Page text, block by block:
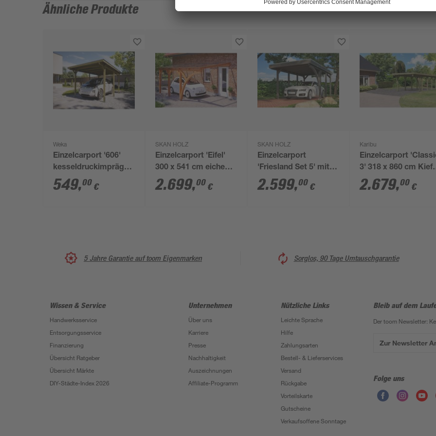
Ähnliche Produkte
Weka
Einzelcarport '606'
kesseldruckimprägniert
300 x 500 cm
549,00 €
SKAN HOLZ
Einzelcarport 'Eifel'
300 x 541 cm eiche
hell mit Bogen
2.699,00 €
SKAN HOLZ
Einzelcarport
'Friesland Set 5' mit
Aluminiumdach und
Einfahrtsbogen 314 x
2.599,00 €
Karibu
Einzelcarport
3' 318 x 860 cm
KDI Stahl-Dach, mit
einem Einfahrtsbogen
2.679,00 €
5 Jahre Garantie auf toom Eigenmarken Sorglos, 90 Tage Umtauschgarantie
Wissen & Service
Handwerksservice
Entsorgungsservice
Finanzierung
Übersicht Ratgeber
Übersicht Märkte
DIY-Städte-Index 2026
Unternehmen
Über uns
Karriere
Presse
Nachhaltigkeit
Auszeichnungen
Affiliate-Programm
Nützliche Links
Leichte Sprache
Hilfe
Zahlungsarten
Bestell- & Lieferservices
Versand
Rückgabe
Vorteilskarte
Gutscheine
Verkaufsoffene Sonntage
Bleib auf dem
Der toom Newsletter:
Zur Newsletter
Folge uns